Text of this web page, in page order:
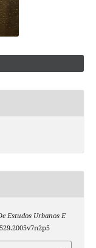
Estudos Urbanos E